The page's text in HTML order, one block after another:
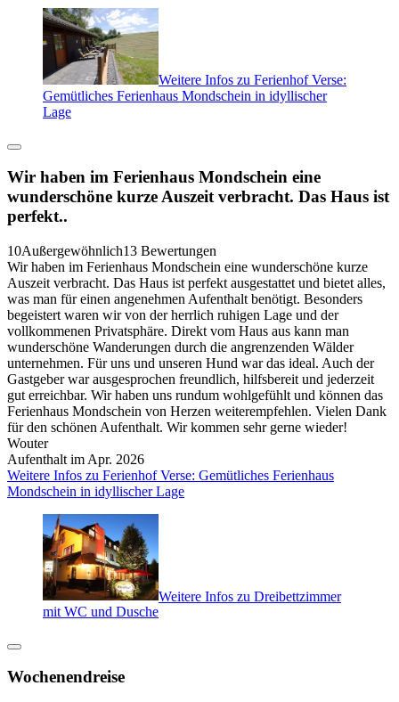
Weitere Infos zu Ferienhof Verse:
Gemütliches Ferienhaus Mondschein in idyllischer
Lage
Wir haben im Ferienhaus Mondschein eine
wunderschöne kurze Auszeit verbracht. Das Haus ist
perfekt..
10Außergewöhnlich13 Bewertungen
Wir haben im Ferienhaus Mondschein eine wunderschöne kurze
Auszeit verbracht. Das Haus ist perfekt ausgestattet und bietet alles,
was man für einen angenehmen Aufenthalt benötigt. Besonders
begeistert waren wir von der herrlich ruhigen Lage und der
vollkommenen Privatsphäre. Direkt vom Haus aus kann man
wunderschöne Wanderungen durch die angrenzenden Wälder
unternehmen. Für uns und unseren Hund war das ideal. Auch der
Gastgeber war ausgesprochen freundlich, hilfsbereit und jederzeit
gut erreichbar. Wir haben uns rundum wohlgefühlt und können das
Ferienhaus Mondschein von Herzen weiterempfehlen. Vielen Dank
für den schönen Aufenthalt. Wir kommen sehr gerne wieder!
Wouter
Aufenthalt im Apr. 2026
Weitere Infos zu Ferienhof Verse: Gemütliches Ferienhaus
Mondschein in idyllischer Lage
Weitere Infos zu Dreibettzimmer
mit WC und Dusche
Wochenendreise